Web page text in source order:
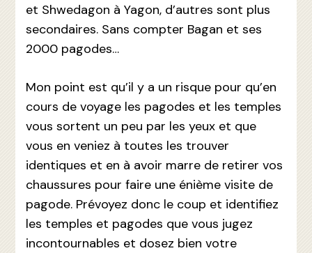
et Shwedagon à Yagon, d’autres sont plus
secondaires. Sans compter Bagan et ses
2000 pagodes…
Mon point est qu’il y a un risque pour qu’en
cours de voyage les pagodes et les temples
vous sortent un peu par les yeux et que
vous en veniez à toutes les trouver
identiques et en à avoir marre de retirer vos
chaussures pour faire une énième visite de
pagode. Prévoyez donc le coup et identifiez
les temples et pagodes que vous jugez
incontournables et dosez bien votre